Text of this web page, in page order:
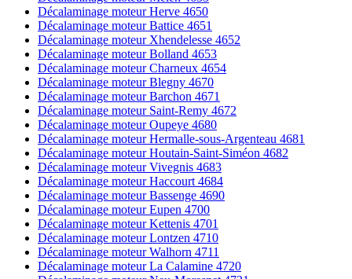
Décalaminage moteur Herve 4650
Décalaminage moteur Battice 4651
Décalaminage moteur Xhendelesse 4652
Décalaminage moteur Bolland 4653
Décalaminage moteur Charneux 4654
Décalaminage moteur Blegny 4670
Décalaminage moteur Barchon 4671
Décalaminage moteur Saint-Remy 4672
Décalaminage moteur Oupeye 4680
Décalaminage moteur Hermalle-sous-Argenteau 4681
Décalaminage moteur Houtain-Saint-Siméon 4682
Décalaminage moteur Vivegnis 4683
Décalaminage moteur Haccourt 4684
Décalaminage moteur Bassenge 4690
Décalaminage moteur Eupen 4700
Décalaminage moteur Kettenis 4701
Décalaminage moteur Lontzen 4710
Décalaminage moteur Walhorn 4711
Décalaminage moteur La Calamine 4720